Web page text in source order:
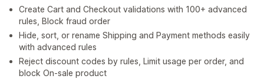
Create Cart and Checkout validations with 100+ advanced
rules, Block fraud order
Hide, sort, or rename Shipping and Payment methods easily
with advanced rules
Reject discount codes by rules, Limit usage per order, and
block On-sale product